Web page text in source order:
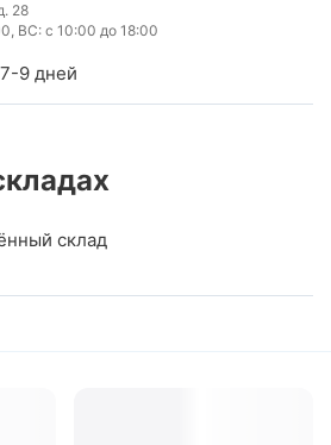
28
ВС: с 10:00 до 18:00
9 дней
склад